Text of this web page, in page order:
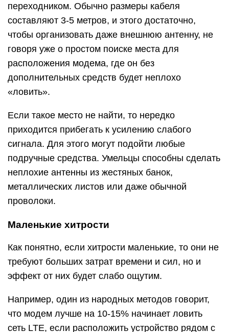
переходником. Обычно размеры кабеля
составляют 3-5 метров, и этого достаточно,
чтобы организовать даже внешнюю антенну, не
говоря уже о простом поиске места для
расположения модема, где он без
дополнительных средств будет неплохо
«ловить».
Если такое место не найти, то нередко
приходится прибегать к усилению слабого
сигнала. Для этого могут подойти любые
подручные средства. Умельцы способны сделать
неплохие антенны из жестяных банок,
металлических листов или даже обычной
проволоки.
Маленькие хитрости
Как понятно, если хитрости маленькие, то они не
требуют больших затрат времени и сил, но и
эффект от них будет слабо ощутим.
Например, один из народных методов говорит,
что модем лучше на 10-15% начинает ловить
сеть LTE, если расположить устройство рядом с